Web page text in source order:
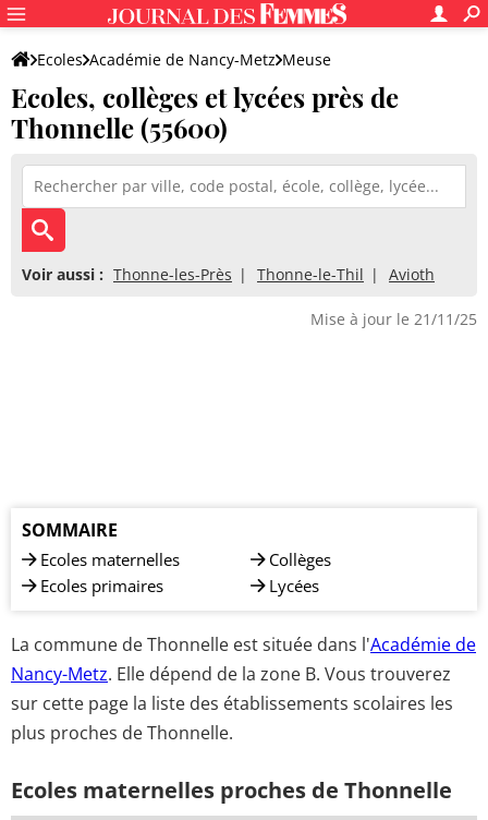
Ecoles Académie de Nancy-Metz Meuse
Ecoles, collèges et lycées près de
Thonnelle (55600)
Voir aussi : Thonne-les-Près Thonne-le-Thil Avioth
Mise à jour le 21/11/25
SOMMAIRE
Ecoles maternelles
Ecoles primaires
Collèges
Lycées
La commune de Thonnelle est située dans l'Académie de
Nancy-Metz. Elle dépend de la zone B. Vous trouverez
sur cette page la liste des établissements scolaires les
plus proches de Thonnelle.
Ecoles maternelles proches de Thonnelle